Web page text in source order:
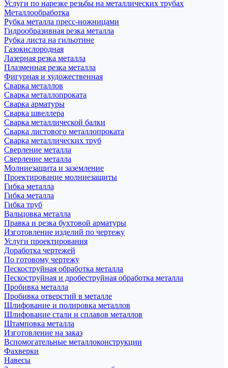
Услуги по нарезке резьбы на металлических трубах
Металлообработка
Рубка металла пресс-ножницами
Гидрообразивная резка металла
Рубка листа на гильотине
Газокислородная
Лазерная резка металла
Плазменная резка металла
Фигурная и художественная
Сварка металлов
Сварка металлопроката
Сварка арматуры
Сварка швеллера
Сварка металлической балки
Сварка листового металлопроката
Сварка металлических труб
Сверление металла
Сверление металла
Молниезащита и заземление
Проектирование молниезащиты
Гибка металла
Гибка металла
Гибка труб
Вальцовка металла
Правка и резка бухтовой арматуры
Изготовление изделий по чертежу
Услуги проектирования
Доработка чертежей
По готовому чертежу
Пескоструйная обработка металла
Пескоструйная и дробеструйная обработка металла
Пробивка металла
Пробивка отверстий в металле
Шлифование и полировка металлов
Шлифование стали и сплавов металлов
Штамповка металла
Изготовление на заказ
Вспомогательные металлоконструкции
Фахверки
Навесы